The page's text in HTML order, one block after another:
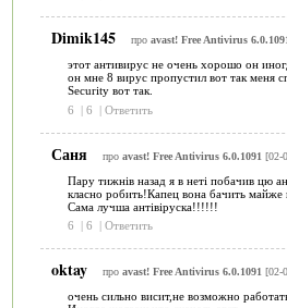
Dimik145 про avast! Free Antivirus
этот антивирус не очень хорошо он
он мне 8 вирус пропустил вот так меня
Security вот так.
6
| 6 | Ответить
Саня про avast! Free Antivirus 6.0.1091 [02-
Пару тижнів назад я в неті побачив цю
класно робить!Капец вона бачить
Сама лучша антівіруска!!!!!!
6
| 6 | Ответить
oktay про avast! Free Antivirus 6.0.1091 [02-
очень сильно висит,не возможно